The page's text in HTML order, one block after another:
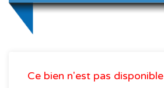
Ce bien n'est pas disponible